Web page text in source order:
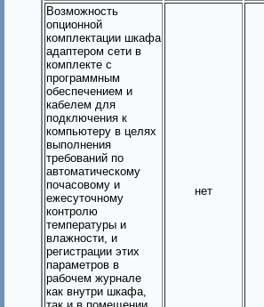
Возможность
опционной
комплектации шкафа
адаптером сети в
комплекте с
программным
обеспечением и
кабелем для
подключения к
компьютеру в целях
выполнения
требований по
автоматическому
почасовому и
ежесуточному
контролю
температуры и
влажности, и
регистрации этих
параметров в
рабочем журнале
как внутри шкафа,
нет